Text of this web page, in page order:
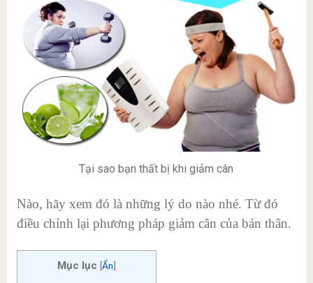
Tại sao bạn thất bị khi giảm cân
Nào, hãy xem đó là những lý do nào nhé. Từ đó
điều chỉnh lại phương pháp giảm cân của bản thân.
Mục lục [Ẩn]